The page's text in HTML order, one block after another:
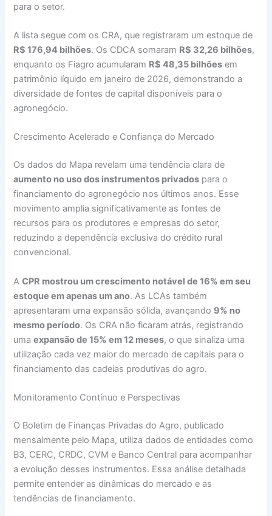
para o setor.
A lista segue com os CRA, que registraram um estoque de
R$ 176,94 bilhões. Os CDCA somaram R$ 32,26 bilhões,
enquanto os Fiagro acumularam R$ 48,35 bilhões em
patrimônio líquido em janeiro de 2026, demonstrando a
diversidade de fontes de capital disponíveis para o
agronegócio.
Crescimento Acelerado e Confiança do Mercado
Os dados do Mapa revelam uma tendência clara de
aumento no uso dos instrumentos privados para o
financiamento do agronegócio nos últimos anos. Esse
movimento amplia significativamente as fontes de
recursos para os produtores e empresas do setor,
reduzindo a dependência exclusiva do crédito rural
convencional.
ACPR mostrou um crescimento notável de 16% em seu
estoque em apenas um ano. As LCAs também
apresentaram uma expansão sólida, avançando 9% no
mesmo período. Os CRA não ficaram atrás, registrando
umaexpansão de 15% em 12 meses, o que sinaliza uma
utilização cada vez maior do mercado de capitais para o
financiamento das cadeias produtivas do agro.
Monitoramento Contínuo e Perspectivas
O Boletim de Finanças Privadas do Agro, publicado
mensalmente pelo Mapa, utiliza dados de entidades como
B3, CERC, CRDC, CVM e Banco Central para acompanhar
a evolução desses instrumentos. Essa análise detalhada
permite entender as dinâmicas do mercado e as
tendências de financiamento.